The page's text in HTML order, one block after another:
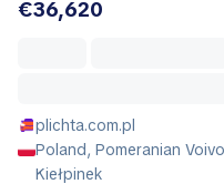
€36,620
plichta.com.pl
Poland, Pomeranian
Kiełpinek